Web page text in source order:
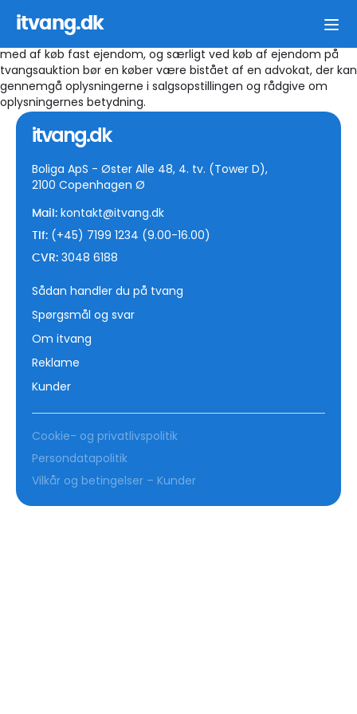
itvang.dk
tvangsauktion. Dette gælder både privatpersoner og selskaber.
Private opfordres altid til få en advokat til bistå i forbindelse
med af køb fast ejendom, og særligt ved køb af ejendom på
tvangsauktion bør en køber være bistået af en advokat, der kan
gennemgå oplysningerne i salgsopstillingen og rådgive om
oplysningernes betydning.
itvang.dk
Sådan handler du på tvang
Spørgsmål og svar
Om itvang
Reklame
Kunder
Boliga ApS - Øster Alle 48, 4. tv. (Tower D),
2100 Copenhagen Ø
Mail: kontakt@itvang.dk
Tlf: (+45) 7199 1234 (9.00-16.00)
CVR: 3048 6188
Cookie- og privatlivspolitik
Persondatapolitik
Vilkår og betingelser – Kunder